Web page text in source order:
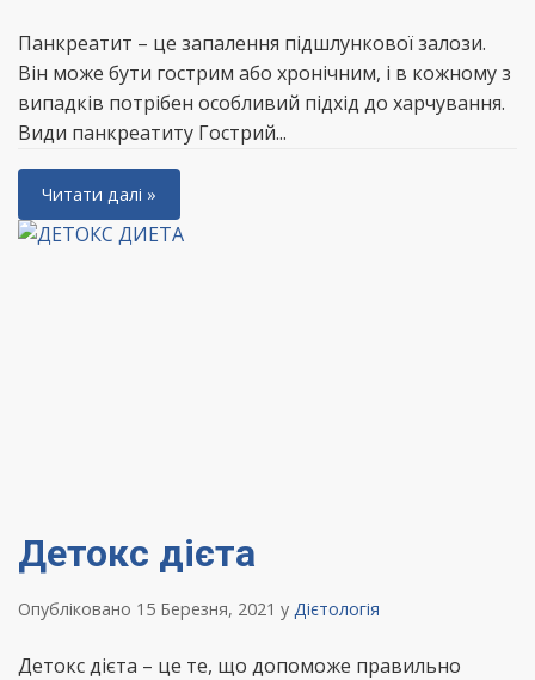
Панкреатит – це запалення підшлункової залози.
Він може бути гострим або хронічним, і в кожному з
випадків потрібен особливий підхід до харчування.
Види панкреатиту Гострий...
Читати далі »
Детокс дієта
Опубліковано 15 Березня, 2021 у Дієтологія
Детокс дієта – це те, що допоможе правильно